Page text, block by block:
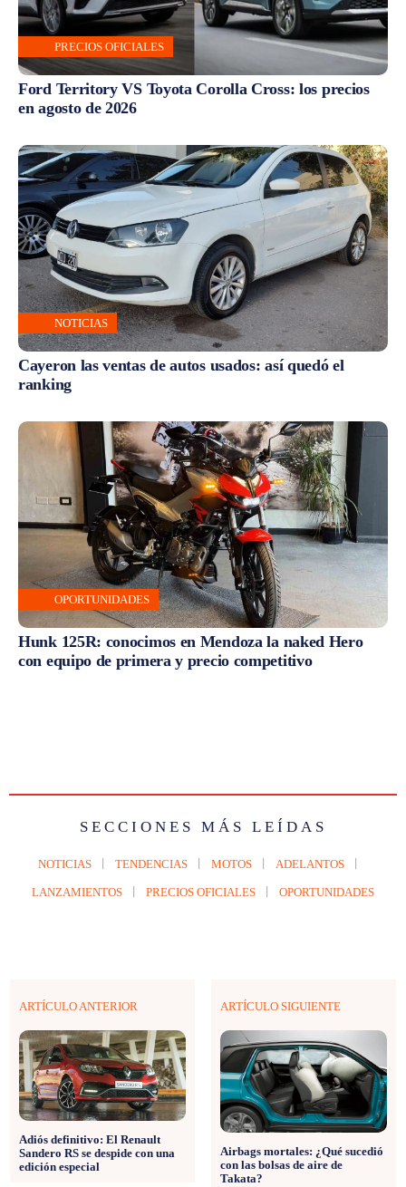
PRECIOS OFICIALES
Ford Territory VS Toyota Corolla Cross: los precios
en agosto de 2026
NOTICIAS
Cayeron las ventas de autos usados: así quedó el
ranking
OPORTUNIDADES
Hunk 125R: conocimos en Mendoza la naked Hero
con equipo de primera y precio competitivo
SECCIONES MÁS LEÍDAS
NOTICIAS TENDENCIAS MOTOS ADELANTOS
LANZAMIENTOS PRECIOS OFICIALES OPORTUNIDADES
ARTÍCULO ANTERIOR
Adiós definitivo: El Renault
Sandero RS se despide con una
edición especial
ARTÍCULO SIGUIENTE
Airbags mortales: ¿Qué sucedió
con las bolsas de aire de
Takata?